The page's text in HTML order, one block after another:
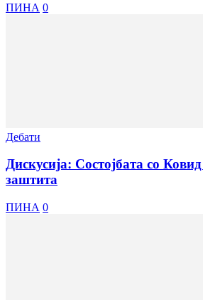
ПИНА 0
Дебати
Дискусија: Состојбата со
заштита
ПИНА 0